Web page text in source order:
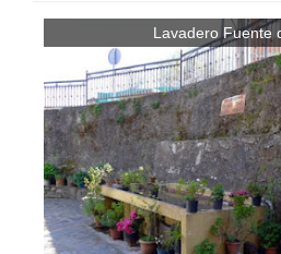
Lavadero Fuente